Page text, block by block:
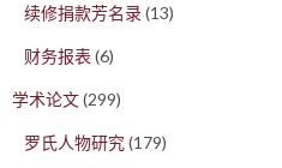
续修捐款芳名录(13)
财务报表 (6)
学术论文(299)
罗氏人物研究(179)